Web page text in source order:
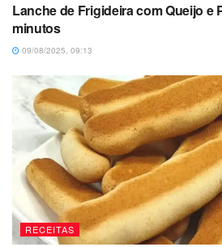
Lanche de Frigideira com Queijo e
minutos
09/08/2025, 09:13
RECEITAS